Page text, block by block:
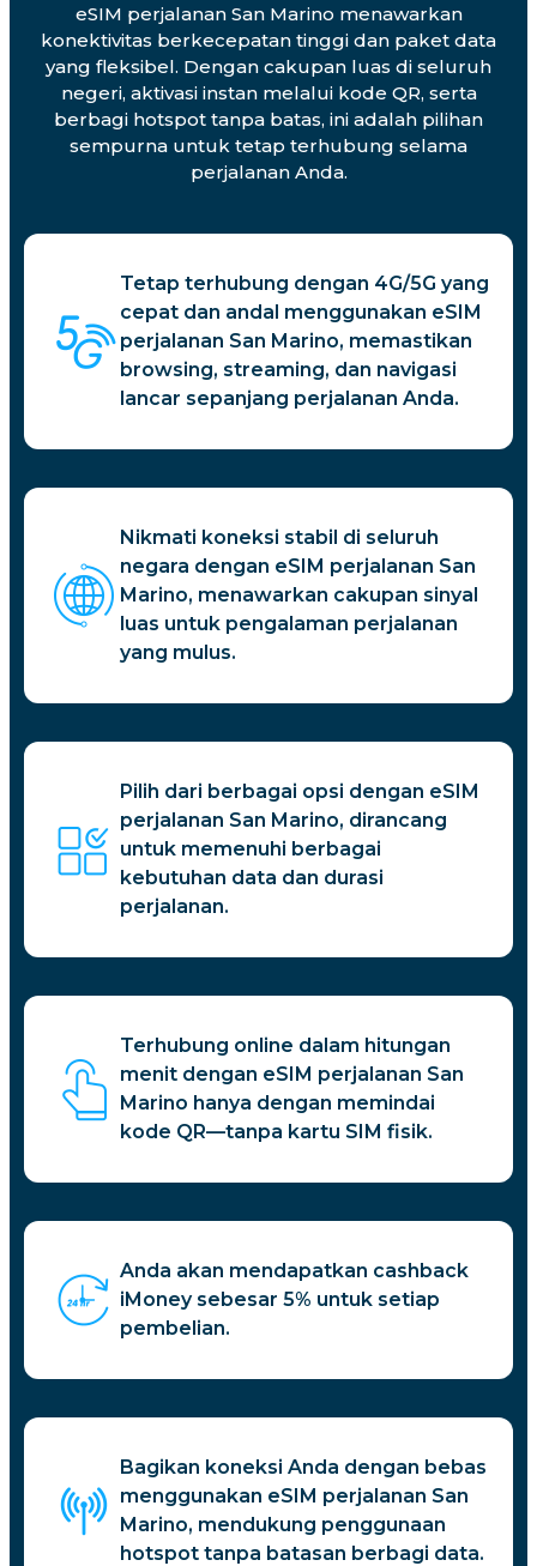
eSIM perjalanan San Marino menawarkan
konektivitas berkecepatan tinggi dan paket data
yang fleksibel. Dengan cakupan luas di seluruh
negeri, aktivasi instan melalui kode QR, serta
berbagi hotspot tanpa batas, ini adalah pilihan
sempurna untuk tetap terhubung selama
perjalanan Anda.
Tetap terhubung dengan 4G/5G yang
cepat dan andal menggunakan eSIM
perjalanan San Marino, memastikan
browsing, streaming, dan navigasi
lancar sepanjang perjalanan Anda.
Nikmati koneksi stabil di seluruh
negara dengan eSIM perjalanan San
Marino, menawarkan cakupan sinyal
luas untuk pengalaman perjalanan
yang mulus.
Pilih dari berbagai opsi dengan eSIM
perjalanan San Marino, dirancang
untuk memenuhi berbagai
kebutuhan data dan durasi
perjalanan.
Terhubung online dalam hitungan
menit dengan eSIM perjalanan San
Marino hanya dengan memindai
kode QR—tanpa kartu SIM fisik.
Anda akan mendapatkan cashback
iMoney sebesar 5% untuk setiap
pembelian.
Bagikan koneksi Anda dengan bebas
menggunakan eSIM perjalanan San
Marino, mendukung penggunaan
hotspot tanpa batasan berbagi data.